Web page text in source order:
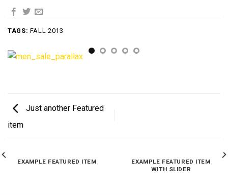
TAGS: FALL 2013
Just another Featured
item
EXAMPLE FEATURED ITEM
EXAMPLE FEATURED ITEM
WITH SLIDER